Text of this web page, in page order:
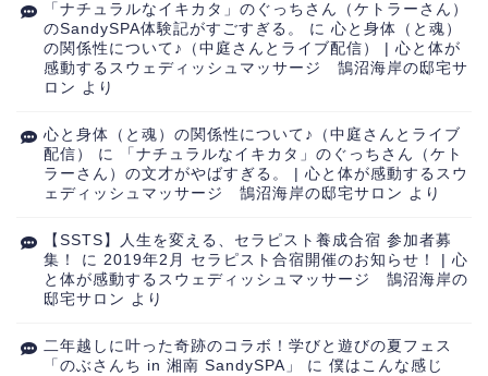
「ナチュラルなイキカタ」のぐっちさん（ケトラーさん）
のSandySPA体験記がすごすぎる。
に 心と身体（と魂）
の関係性について♪（中庭さんとライブ配信） | 心と体が
感動するスウェディッシュマッサージ 鵠沼海岸の邸宅サ
ロン より
心と身体（と魂）の関係性について♪（中庭さんとライブ
配信）
に
「ナチュラルなイキカタ」のぐっちさん（ケト
ラーさん）の文才がやばすぎる。 | 心と体が感動するスウ
ェディッシュマッサージ 鵠沼海岸の邸宅サロン より
【SSTS】人生を変える、セラピスト養成合宿 参加者募
集！
に 2019年2月 セラピスト合宿開催のお知らせ！ | 心
と体が感動するスウェディッシュマッサージ 鵠沼海岸の
邸宅サロン より
二年越しに叶った奇跡のコラボ！学びと遊びの夏フェス
「のぶさんち in 湘南 SandySPA」
に 僕はこんな感じ